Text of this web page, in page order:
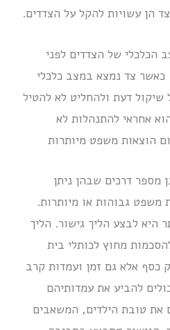
הן עשויות להקל על הצדדים.
הכלכלי של הצדדים לפני
צד נמצא במצב כלכלי
דעת ולהחליט לא להטיל
אחראי להתנהלות לא
הוצאות משפט מיותרות
מספר דרכים שבהן ניתן
משפט גבוהות או מיותרות.
היא לבצע הליך גישור. הליך
מחוץ לכותלי בית
כסף אלא גם זמן ועמדות קרב
להביע את עמדותיהם
את טובת הילדים, המשאבים